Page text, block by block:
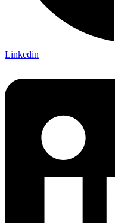
Linkedin